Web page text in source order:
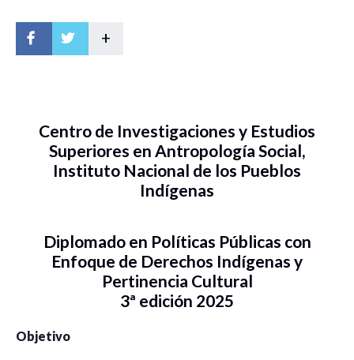
+
Centro de Investigaciones y Estudios
Superiores en Antropología Social,
Instituto Nacional de los Pueblos
Indígenas
Diplomado en Políticas Públicas con
Enfoque de Derechos Indígenas y
Pertinencia Cultural
3ª edición 2025
Objetivo